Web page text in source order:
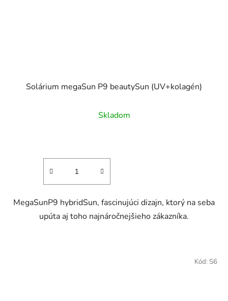
Solárium megaSun P9 beautySun (UV+kolagén)
Skladom
MegaSunP9 hybridSun, fascinujúci dizajn, ktorý na seba
upúta aj toho najnáročnejšieho zákazníka.
Kód: S6